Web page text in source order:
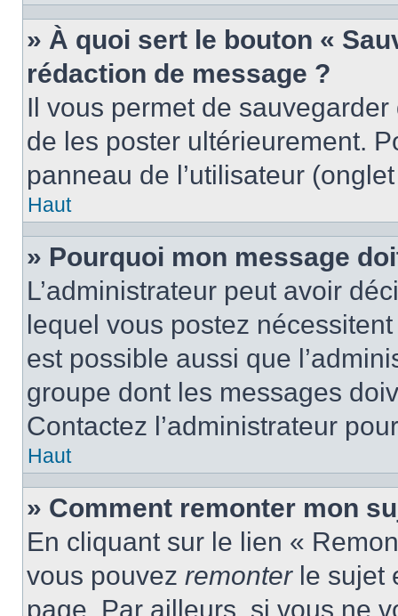
» À quoi sert le bouton «
rédaction de message ?
Il vous permet de
de les poster ultérieurement.
panneau de l’utilisateur
Haut
» Pourquoi mon message
L’administrateur peut avoir
lequel vous postez
est possible aussi que
groupe dont les messages
Contactez l’administrateur
Haut
» Comment remonter mon
En cliquant sur le lien «
vous pouvez remonterle sujet
page. Par ailleurs, si vous ne